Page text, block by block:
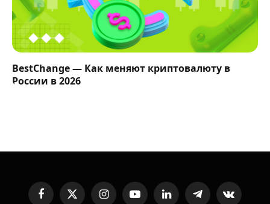
BestChange — Как меняют криптовалюту в
России в 2026
FacebookX InstagramYouTubeLinkedInTelegramVKontakte